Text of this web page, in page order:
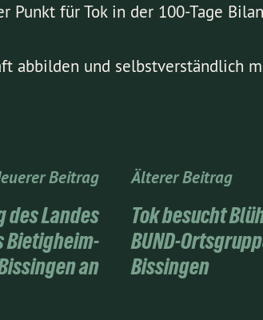
für Tok in der 100-Tage
abbilden und selbstverständlich
Beitrag
Landes
Bietigheim-
an
Älterer Beitrag
Tok besucht
BUND-
Bissingen